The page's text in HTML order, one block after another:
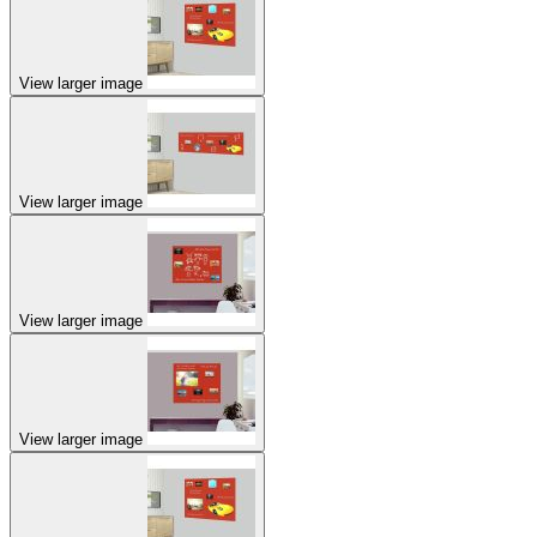
View larger image
View larger image
View larger image
View larger image